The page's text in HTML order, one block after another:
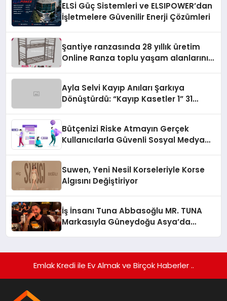
ELSİ Güç Sistemleri ve ELSIPOWER’dan
İşletmelere Güvenilir Enerji Çözümleri
Şantiye ranzasında 28 yıllık üretim
Online Ranza toplu yaşam alanlarını
Ayla Selvi Kayıp Anıları Şarkıya
Dönüştürdü: “Kayıp Kasetler 1” 31
Bütçenizi Riske Atmayın Gerçek
Kullanıcılarla Güvenli Sosyal Medya
Suwen, Yeni Nesil Korseleriyle Korse
Algısını Değiştiriyor
İş İnsanı Tuna Abbasoğlu MR. TUNA
Markasıyla Güneydoğu Asya’da
Emlak Kredi ile Ev Almak ve Birçok Haberler ..